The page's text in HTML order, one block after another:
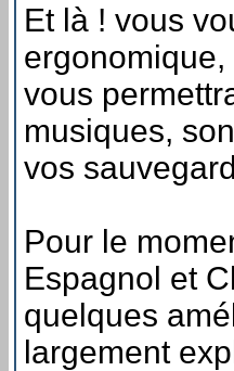
Et là ! vous
vous
musiques,
vos
Pour le
Espagnol et
quelques
largement